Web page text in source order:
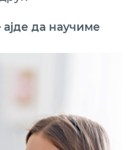
да научиме